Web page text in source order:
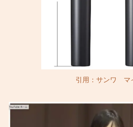
引用：サンワ マ